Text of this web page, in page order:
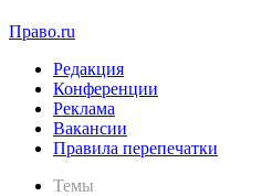
Право.ru
Редакция
Конференции
Реклама
Вакансии
Правила перепечатки
Темы